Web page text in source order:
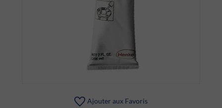
Ajouter aux Favoris